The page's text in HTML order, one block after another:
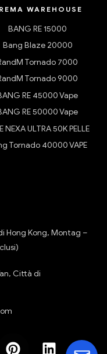
WAREHOUSE
BANG RE 15000
Bang Blaze 20000
Tornado 7000
Tornado 9000
RE 45000 Vape
RE 50000 Vape
NEXA ULTRA 50K PELLE
Tornado 40000 VAPE
Hong Kong, Montag –
Città di